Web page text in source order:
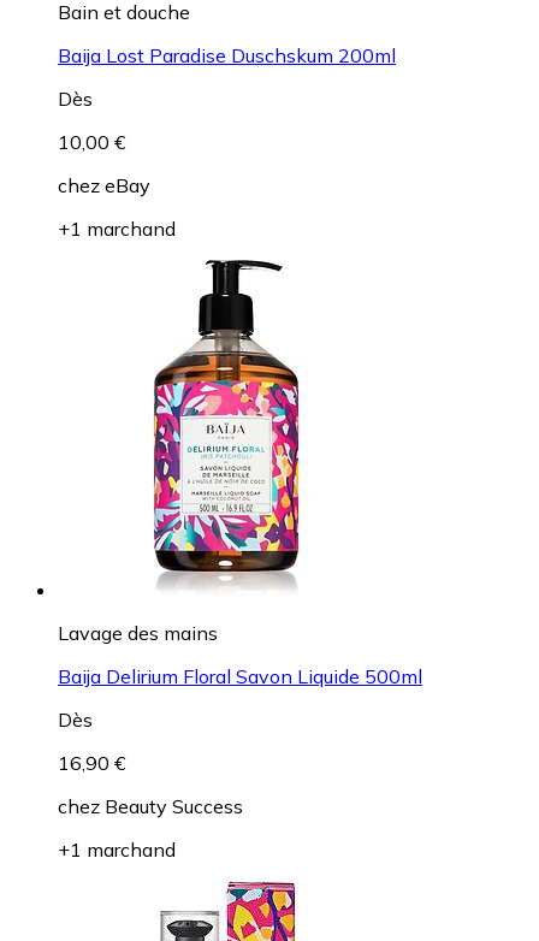
Bain et douche
Baija Lost Paradise Duschskum 200ml
Dès
10,00 €
chez eBay
+1 marchand
Lavage des mains
Baija Delirium Floral Savon Liquide 500ml
Dès
16,90 €
chez Beauty Success
+1 marchand